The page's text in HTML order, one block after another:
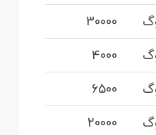
30000
4000
6500
20000